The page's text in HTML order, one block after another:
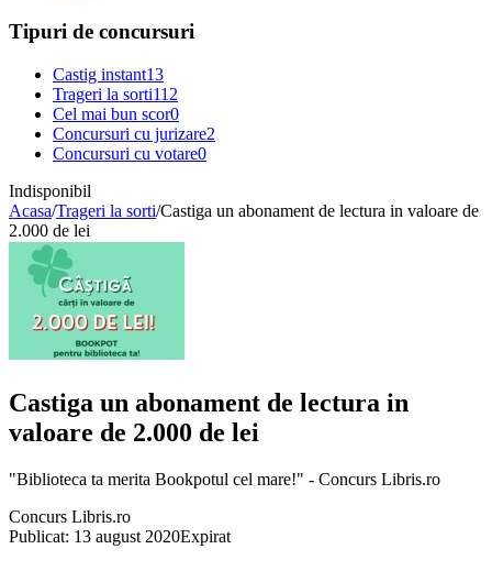
Tipuri de concursuri
Castig instant13
Trageri la sorti112
Cel mai bun scor0
Concursuri cu jurizare2
Concursuri cu votare0
Indisponibil
Acasa/Trageri la sorti/Castiga un abonament de lectura in valoare de
2.000 de lei
Castiga un abonament de lectura in
valoare de 2.000 de lei
"Biblioteca ta merita Bookpotul cel mare!" - Concurs Libris.ro
Concurs Libris.ro
Publicat: 13 august 2020Expirat